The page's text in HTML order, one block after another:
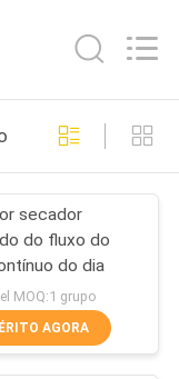
de
51
56
secador
do fluxo do
do dia
MOQ:1 grupo
AGORA